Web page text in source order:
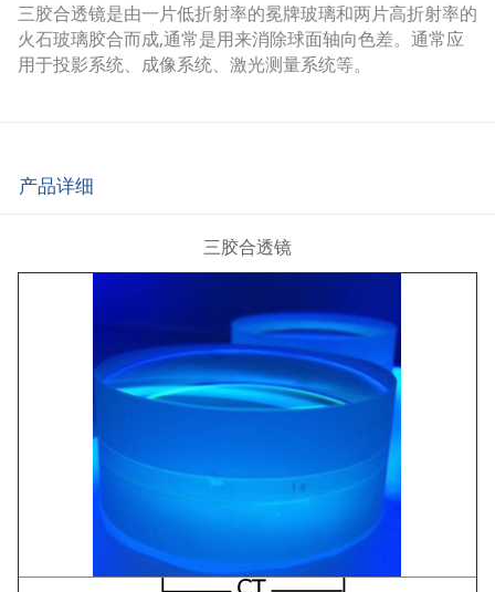
三胶合透镜是由一片低折射率的冕牌玻璃和两片高折射率的
火石玻璃胶合而成,通常是用来消除球面轴向色差。通常应
用于投影系统、成像系统、激光测量系统等。
产品详细
三胶合透镜